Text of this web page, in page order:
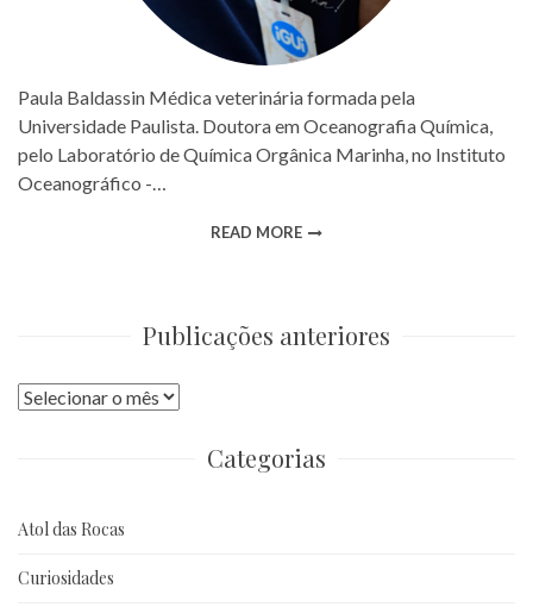
Paula Baldassin Médica veterinária formada pela
Universidade Paulista. Doutora em Oceanografia Química,
pelo Laboratório de Química Orgânica Marinha, no Instituto
Oceanográfico -…
READ MORE
Publicações anteriores
Publicações
Categorias
Atol das Rocas
Curiosidades